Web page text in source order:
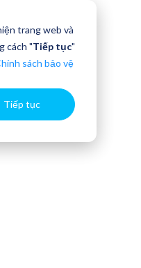
trang web và
cách "Tiếp tục"
sách bảo vệ
Tiếp tục